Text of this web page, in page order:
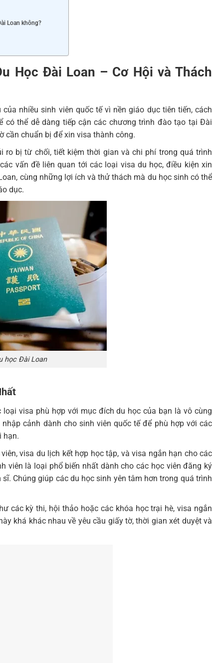
Loan không?
Học Đài Loan – Cơ Hội và Thách
nhiều sinh viên quốc tế vì nền giáo dục tiên tiến, cách
có thể dễ dàng tiếp cận các chương trình đào tạo tại Đài
cần chuẩn bị để xin visa thành công.
bị từ chối, tiết kiệm thời gian và chi phí trong quá trình
vấn đề liên quan tới các loại visa du học, điều kiện xin
cùng những lợi ích và thử thách mà du học sinh có thể
dục.
học Đài Loan
visa phù hợp với mục đích du học của bạn là vô cùng
cảnh dành cho sinh viên quốc tế để phù hợp với các
hạn.
visa du lịch kết hợp học tập, và visa ngắn hạn cho các
viên là loại phổ biến nhất dành cho các học viên đăng ký
Chúng giúp các du học sinh yên tâm hơn trong quá trình
các kỳ thi, hội thảo hoặc các khóa học trại hè, visa ngắn
khá khác nhau về yêu cầu giấy tờ, thời gian xét duyệt và